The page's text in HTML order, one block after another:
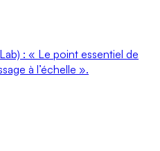
: « Le point essentiel de
à l’échelle ».